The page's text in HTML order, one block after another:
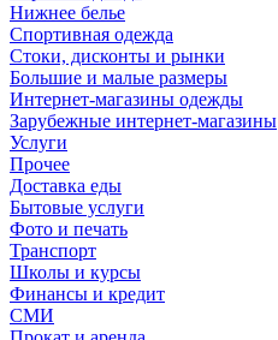
Нижнее белье
Спортивная одежда
Стоки, дисконты и рынки
Большие и малые размеры
Интернет-магазины одежды
Зарубежные интернет-магазины
Услуги
Прочее
Доставка еды
Бытовые услуги
Фото и печать
Транспорт
Школы и курсы
Финансы и кредит
СМИ